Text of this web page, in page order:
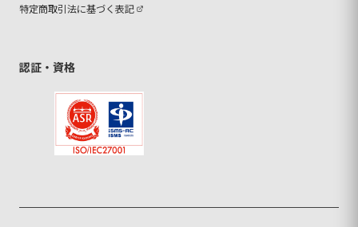
特定商取引法に基づく表記
認証・資格